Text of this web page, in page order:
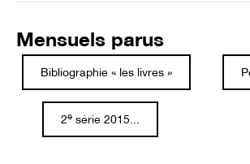
Mensuels parus
Bibliographie « les livres »
2esérie 2015...